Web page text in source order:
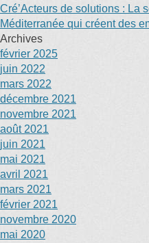
Cré’Acteurs de solutions : La
Méditerranée qui créent des
Archives
février 2025
juin 2022
mars 2022
décembre 2021
novembre 2021
août 2021
juin 2021
mai 2021
avril 2021
mars 2021
février 2021
novembre 2020
mai 2020